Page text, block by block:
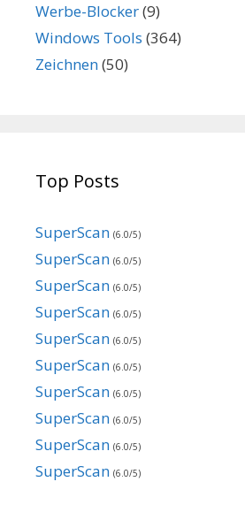
Werbe-Blocker(9)
Windows Tools (364)
Zeichnen(50)
Top Posts
SuperScan (6.0/5)
SuperScan (6.0/5)
SuperScan (6.0/5)
SuperScan (6.0/5)
SuperScan (6.0/5)
SuperScan (6.0/5)
SuperScan (6.0/5)
SuperScan (6.0/5)
SuperScan (6.0/5)
SuperScan (6.0/5)